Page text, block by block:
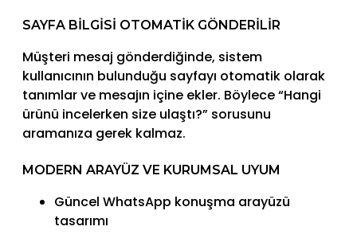
SAYFA BILGISI OTOMATIK GÖNDERILIR
Müşteri mesaj gönderdiğinde, sistem
kullanıcının bulunduğu sayfayı otomatik olarak
tanımlar ve mesajın içine ekler. Böylece “Hangi
ürünü incelerken size ulaştı?” sorusunu
aramanıza gerek kalmaz.
MODERN ARAYÜZ VE KURUMSAL UYUM
Güncel WhatsApp konuşma arayüzü
tasarımı